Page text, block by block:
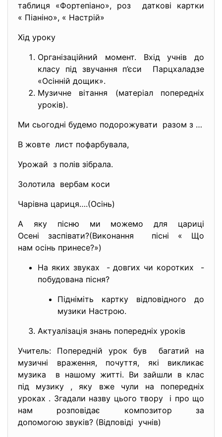
таблиця «Фортепіано», роз даткові картки
« Піаніно», « Настрій»
Хід уроку
Організаційний момент. Вхід учнів до
класу під звучання п’єси Парцхаладзе
«Осінній дощик».
Музичне вітання (матеріал попередніх
уроків).
Ми сьогодні будемо подорожувати разом з …
В жовте лист пофарбувала,
Урожай з полів зібрала.
Золотила вербам коси
Чарівна цариця….(Осінь)
А яку пісню ми можемо для цариці
Осені заспівати?(Виконання пісні « Що
нам осінь принесе?»)
На яких звуках - довгих чи коротких -
побудована пісня?
Підніміть картку відповідного до
музики Настрою.
Актуалізація знань попередніх уроків
Учитель: Попередній урок був багатий на
музичні враження, почуття, які викликає
музика в нашому житті. Ви зайшли в клас
під музику , яку вже чули на попередніх
уроках . Згадали назву цього твору і про що
нам розповідає композитор за
допомогою звуків? (Відповіді учнів)